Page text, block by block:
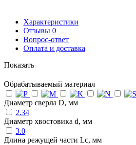
Характеристики
Отзывы 0
Вопрос-ответ
Оплата и доставка
Показать
Обрабатываемый материал
Диаметр сверла D, мм
2.34
Диаметр хвостовика d, мм
3.0
Длина режущей части Lc, мм